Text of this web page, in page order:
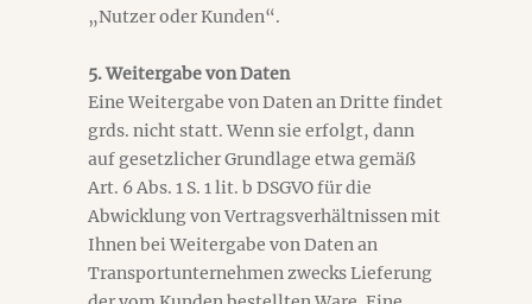
„Nutzer oder Kunden“.
5. Weitergabe von Daten
Eine Weitergabe von Daten an Dritte findet
grds. nicht statt. Wenn sie erfolgt, dann
auf gesetzlicher Grundlage etwa gemäß
Art. 6 Abs. 1 S. 1 lit. b DSGVO für die
Abwicklung von Vertragsverhältnissen mit
Ihnen bei Weitergabe von Daten an
Transportunternehmen zwecks Lieferung